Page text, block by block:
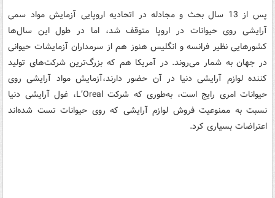
پس از 13 سال بحث و مجادله در اتحادیه اروپایی آزمایش مواد سمی
آرایشی روی حیوانات در اروپا متوقف شد، اما در طول این سال‌ها
کشورهایی نظیر فرانسه و انگلیس هنوز هم از سرمداران آزمایشات حیوانی
در جهان به شمار می‌روند. در آمریکا هم که بزرگ‌ترین شرکت‌های تولید
کننده‌ لوازم آرایشی دنیا در آن حضور دارند،آزمایش مواد آرایشی روی
حیوانات امری رایج است، به‌طوری که شرکت L’Oreal، غول آرایشی دنیا
نسبت به ممنوعیت فروش لوازم آرایشی که روی حیوانات تست شده‌اند
اعتراضات بسیاری کرد.